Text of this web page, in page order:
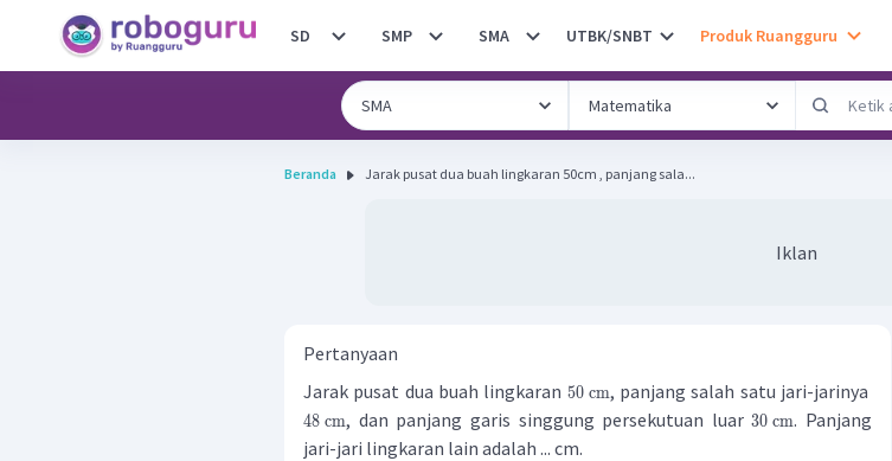
SD SMP SMA UTBK/SNBT Produk Ruangguru
Beranda Jarak pusat dua buah lingkaran 50cm , panjang sala...
Iklan
Pertanyaan
Jarak pusat dua buah lingkaran 50 cm, panjang salah satu jari-jarinya
48 cm, dan panjang garis singgung persekutuan luar30 cm. Panjang
jari-jari lingkaran lain adalah ... cm.